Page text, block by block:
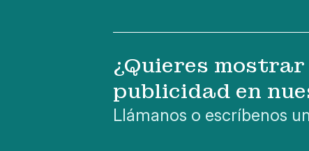
¿Quieres
publicidad en
Llámanos o escríbenos